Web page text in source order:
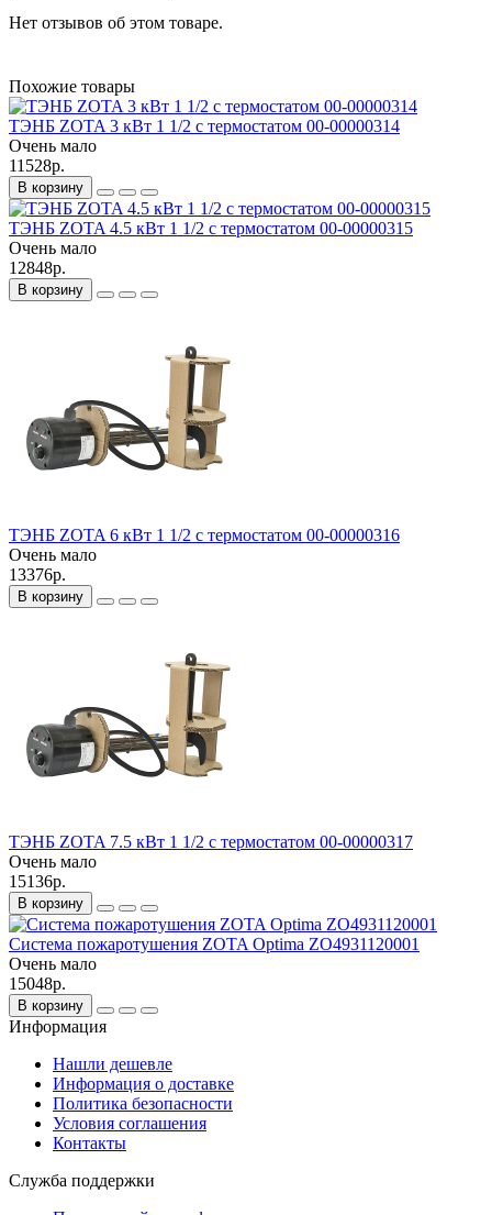
Нет отзывов об этом товаре.
Похожие товары
ТЭНБ ZOTA 3 кВт 1 1/2 с термостатом 00-00000314
Очень мало
11528р.
В корзину
ТЭНБ ZOTA 4.5 кВт 1 1/2 с термостатом 00-00000315
Очень мало
12848р.
В корзину
ТЭНБ ZOTA 6 кВт 1 1/2 с термостатом 00-00000316
Очень мало
13376р.
В корзину
ТЭНБ ZOTA 7.5 кВт 1 1/2 с термостатом 00-00000317
Очень мало
15136р.
В корзину
Система пожаротушения ZOTA Optima ZO4931120001
Очень мало
15048р.
В корзину
Информация
Нашли дешевле
Информация о доставке
Политика безопасности
Условия соглашения
Контакты
Служба поддержки